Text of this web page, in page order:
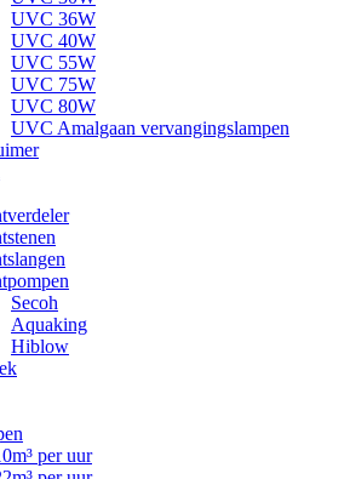
UVC 36W
UVC 40W
UVC 55W
UVC 75W
UVC 80W
UVC Amalgaan vervangingslampen
Secoh
Aquaking
Hiblow
per uur